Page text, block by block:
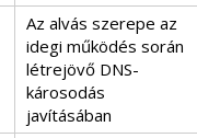
Az alvás szerepe az
idegi működés során
létrejövő DNS-
károsodás
javításában